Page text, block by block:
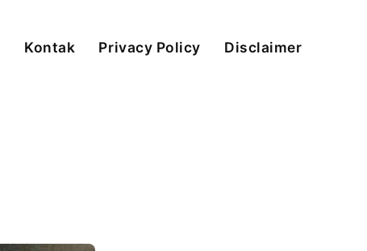
Kontak Privacy Policy Disclaimer